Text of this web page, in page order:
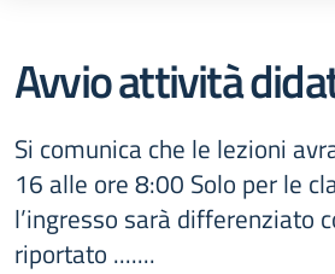
Avvio attività
Si comunica che le lezioni
16 alle ore 8:00 Solo per le
l’ingresso sarà differenziato
riportato .......